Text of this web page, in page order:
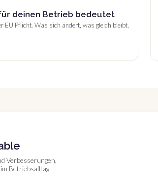
deinen Betrieb bedeutet
Pflicht. Was sich ändert, was gleich bleibt,
Verbesserungen,
Betriebsalltag